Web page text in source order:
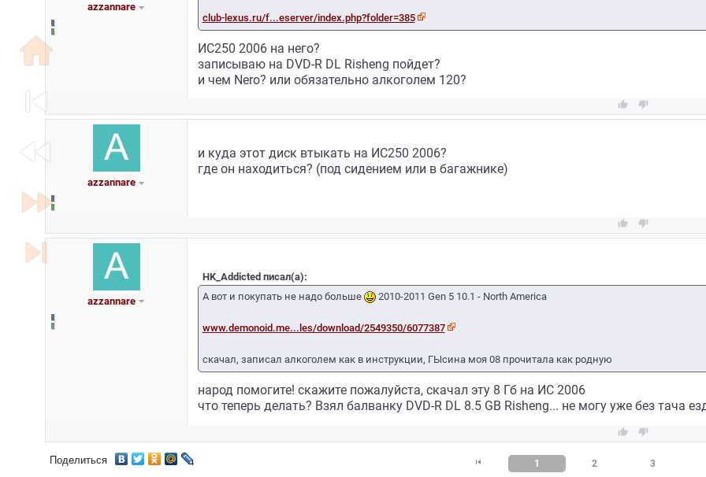
home
skip_previous
fast_rewind
fast_forward
skip_next
azzannare
club-lexus.ru/f...eserver/index.php?folder=385
ИС250 2006 на него?
записываю на DVD-R DL Risheng пойдет?
и чем Nero? или обязательно алкоголем 120?
 
azzannare
и куда этот диск втыкать на ИС250 2006?
где он находиться? (под сидением или в багажнике)
 
azzannare
HK_Addicted писал(а):
А вот и покупать не надо больше
2010-2011 Gen 5 10.1 - North America
www.demonoid.me...les/download/2549350/6077387
скачал, записал алкоголем как в инструкции, ГЫсина моя 08 прочитала как родную
народ помогите! скажите пожалуйста, скачал эту 8 Гб на ИС 2006
что теперь делать? Взял балванку DVD-R DL 8.5 GB Risheng... не могу уже без тача
 
Поделиться  1 2 3